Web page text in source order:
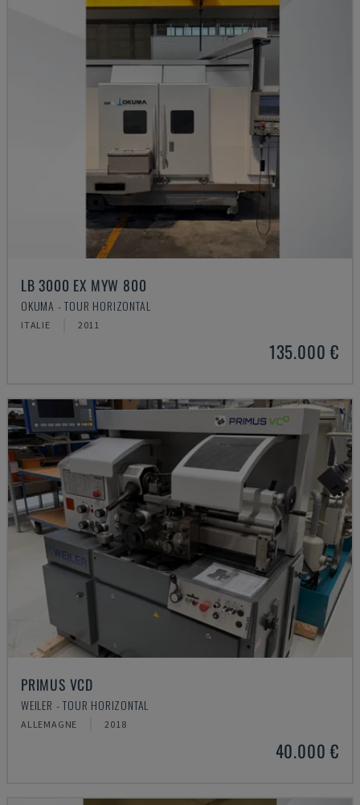
LB 3000 EX MYW 800
OKUMA - TOUR HORIZONTAL
ITALIE 2011
135.000 €
PRIMUS VCD
WEILER - TOUR HORIZONTAL
ALLEMAGNE 2018
40.000 €